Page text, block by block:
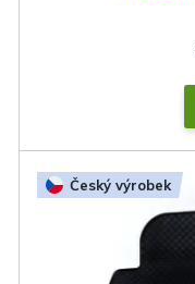
Český výrobek